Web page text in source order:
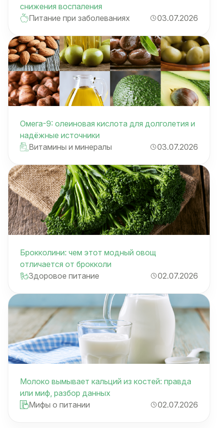
снижения воспаления
Питание при заболеваниях
03.07.2026
Омега-9: олеиновая кислота для долголетия и
надёжные источники
Витамины и минералы
03.07.2026
Брокколини: чем этот модный овощ
отличается от брокколи
Здоровое питание
02.07.2026
Молоко вымывает кальций из костей: правда
или миф, разбор данных
Мифы о питании
02.07.2026